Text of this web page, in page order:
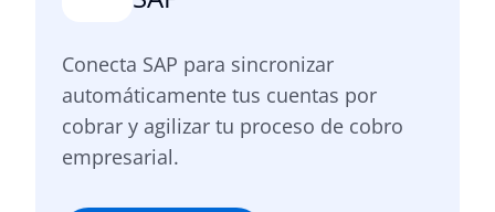
Conecta SAP para sincronizar
automáticamente tus cuentas por
cobrar y agilizar tu proceso de cobro
empresarial.